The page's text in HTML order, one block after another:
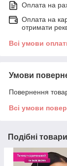
Оплата на
Оплата на
отримати
Всі умови
Умови
Повернення
Всі умови
Подібні